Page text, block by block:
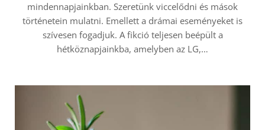
mindennapjainkban. Szeretünk viccelődni és mások
történetein mulatni. Emellett a drámai eseményeket is
szívesen fogadjuk. A fikció teljesen beépült a
hétköznapjainkba, amelyben az LG,…